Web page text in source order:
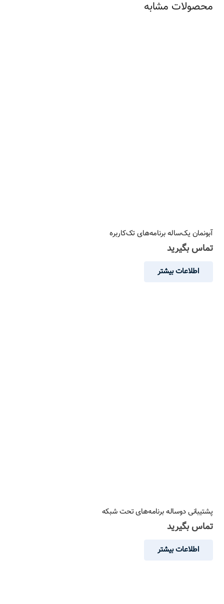
محصولات مشابه
آبونمان یک‌ساله برنامه‌های تک‌کاربره
تماس بگیرید
اطلاعات بیشتر
پشتیبانی دوساله برنامه‌های تحت شبکه
تماس بگیرید
اطلاعات بیشتر